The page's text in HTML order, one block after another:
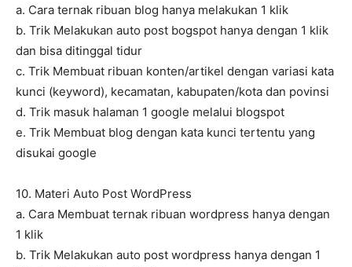
a. Cara ternak ribuan blog hanya melakukan 1 klik
b. Trik Melakukan auto post bogspot hanya dengan 1 klik
dan bisa ditinggal tidur
c. Trik Membuat ribuan konten/artikel dengan variasi kata
kunci (keyword), kecamatan, kabupaten/kota dan povinsi
d. Trik masuk halaman 1 google melalui blogspot
e. Trik Membuat blog dengan kata kunci tertentu yang
disukai google
10. Materi Auto Post WordPress
a. Cara Membuat ternak ribuan wordpress hanya dengan
1 klik
b. Trik Melakukan auto post wordpress hanya dengan 1